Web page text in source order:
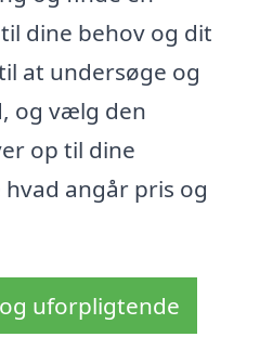
dine behov og dit
at undersøge og
og vælg den
op til dine
angår pris og
uforpligtende